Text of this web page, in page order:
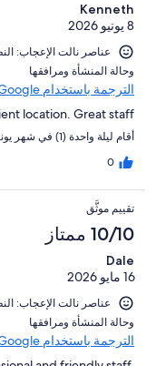
Kenneth
8 يونيو 2026
و⁦حالة المنشأة ومرافقها⁩
الترجمة باستخدام Google
location. Great staff
أقام ليلة واحدة (1) في شهر يونيو عام 2026
0
تقييم موثَّق
10/10 ممتاز
Dale
16 مايو 2026
و⁦حالة المنشأة ومرافقها⁩
الترجمة باستخدام Google